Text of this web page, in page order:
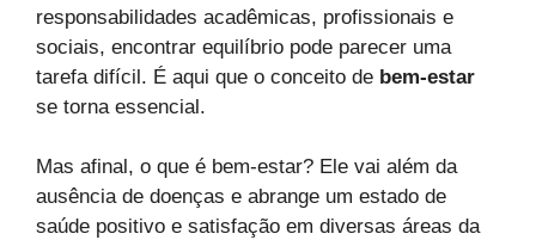
responsabilidades acadêmicas, profissionais e
sociais, encontrar equilíbrio pode parecer uma
tarefa difícil. É aqui que o conceito de bem-estar
se torna essencial.
Mas afinal, o que é bem-estar? Ele vai além da
ausência de doenças e abrange um estado de
saúde positivo e satisfação em diversas áreas da